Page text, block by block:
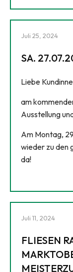
Juli 25, 2024
SA.
Liebe
am
Ausstellung
Am Montag,
wieder zu den
da!
Juli 11, 2024
FLIESEN